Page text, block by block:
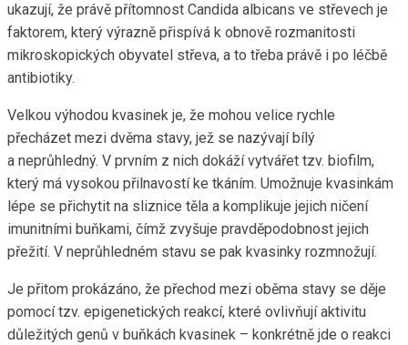
ukazují, že právě přítomnost Candida albicans ve střevech je
faktorem, který výrazně přispívá k obnově rozmanitosti
mikroskopických obyvatel střeva, a to třeba právě i po léčbě
antibiotiky.
Velkou výhodou kvasinek je, že mohou velice rychle
přecházet mezi dvěma stavy, jež se nazývají bílý
a neprůhledný. V prvním z nich dokáží vytvářet tzv. biofilm,
který má vysokou přilnavostí ke tkáním. Umožnuje kvasinkám
lépe se přichytit na sliznice těla a komplikuje jejich ničení
imunitními buňkami, čímž zvyšuje pravděpodobnost jejich
přežití. V neprůhledném stavu se pak kvasinky rozmnožují.
Je přitom prokázáno, že přechod mezi oběma stavy se děje
pomocí tzv. epigenetických reakcí, které ovlivňují aktivitu
důležitých genů v buňkách kvasinek – konkrétně jde o reakci